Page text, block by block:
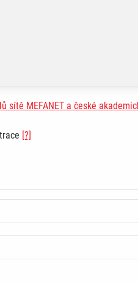
sítě MEFANET a české
[?]